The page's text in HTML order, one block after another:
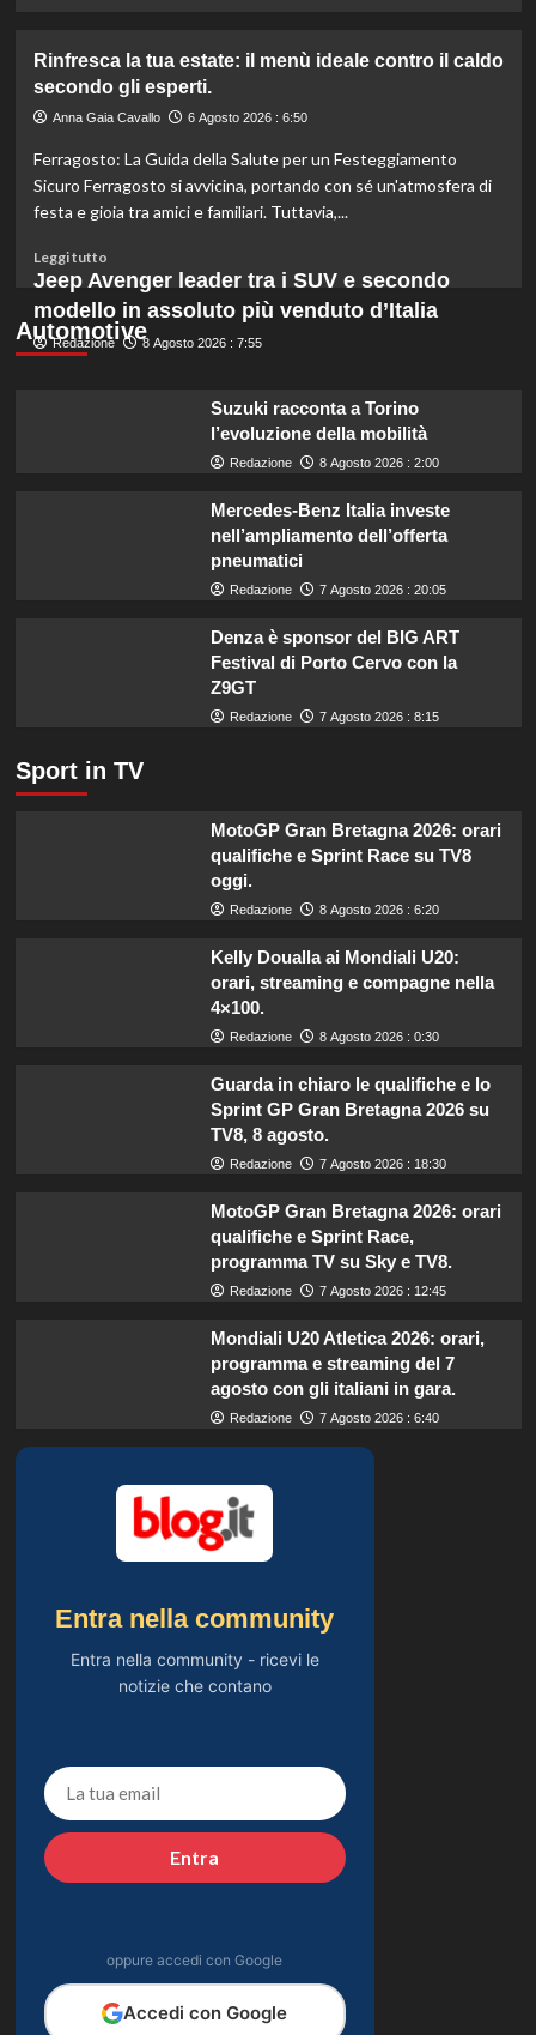
Camera
approva
ddl
finanziamenti
aumentati
di
per
settore
primario.
Rinfresca la tua estate: il menù ideale contro il caldo
secondo gli esperti.
Anna Gaia Cavallo 6 Agosto 2026 : 6:50
Ferragosto: La Guida della Salute per un Festeggiamento
Sicuro Ferragosto si avvicina, portando con sé un'atmosfera di
festa e gioia tra amici e familiari. Tuttavia,...
Leggi tuttoLeggi
di
più
su
Rinfresca
Automotive
Jeep Avenger leader tra i SUV e secondo
modello in assoluto più venduto d’Italia
Redazione 8 Agosto 2026 : 7:55
Suzuki racconta a Torino
l’evoluzione della mobilità
Redazione 8 Agosto 2026 : 2:00
Mercedes-Benz Italia investe
nell’ampliamento dell’offerta
pneumatici
Redazione 7 Agosto 2026 : 20:05
Denza è sponsor del BIG ART
Festival di Porto Cervo con la
Z9GT
Redazione 7 Agosto 2026 : 8:15
Sport in TV
MotoGP Gran Bretagna 2026: orari
qualifiche e Sprint Race su TV8
oggi.
Redazione 8 Agosto 2026 : 6:20
Kelly Doualla ai Mondiali U20:
orari, streaming e compagne nella
4×100.
Redazione 8 Agosto 2026 : 0:30
Guarda in chiaro le qualifiche e lo
Sprint GP Gran Bretagna 2026 su
TV8, 8 agosto.
Redazione 7 Agosto 2026 : 18:30
MotoGP Gran Bretagna 2026: orari
qualifiche e Sprint Race,
programma TV su Sky e TV8.
Redazione 7 Agosto 2026 : 12:45
Mondiali U20 Atletica 2026: orari,
programma e streaming del 7
agosto con gli italiani in gara.
Redazione 7 Agosto 2026 : 6:40
Entra nella community
Entra nella community - ricevi le
notizie che contano
Entra
oppure accedi con Google
Accedi con Google